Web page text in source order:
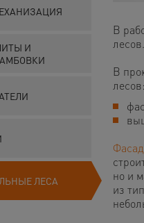
И
ЛЕСА
В
В
лесов:
но и
из